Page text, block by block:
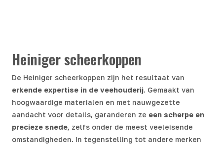
Heiniger scheerkoppen
De Heiniger scheerkoppen zijn het resultaat van
erkende expertise in de veehouderij. Gemaakt van
hoogwaardige materialen en met nauwgezette
aandacht voor details, garanderen ze een scherpe en
precieze snede, zelfs onder de meest veeleisende
omstandigheden. In tegenstelling tot andere merken